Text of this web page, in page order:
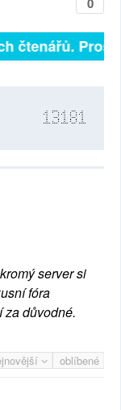
čtenářů.
13181
server si
fóra
za důvodné.
oblíbené